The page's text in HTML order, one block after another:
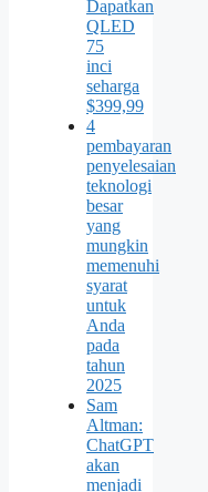
Dapatkan
QLED
75
inci
seharga
$399,99
4
pembayaran
penyelesaian
teknologi
besar
yang
mungkin
memenuhi
syarat
untuk
Anda
pada
tahun
2025
Sam
Altman:
ChatGPT
akan
menjadi